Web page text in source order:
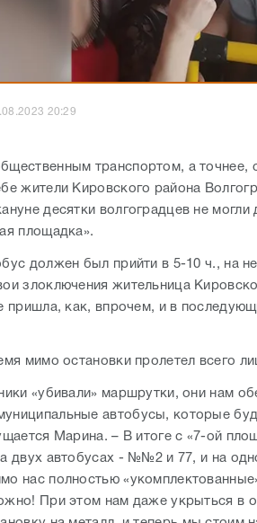
20:29
транспортом, а точнее,
жители Кировского района
десятки волгоградцев не
площадка».
должен был прийти в 5-10 ч., на
злоключения жительница
пришла, как, впрочем, и в
мимо остановки пролетел всего
«убивали» маршрутки, они нам
автобусы, которые
Марина. – В итоге с «7-ой
двух автобусах - №№2 и 77, и на
нас полностью
При этом нам даже укрыться в